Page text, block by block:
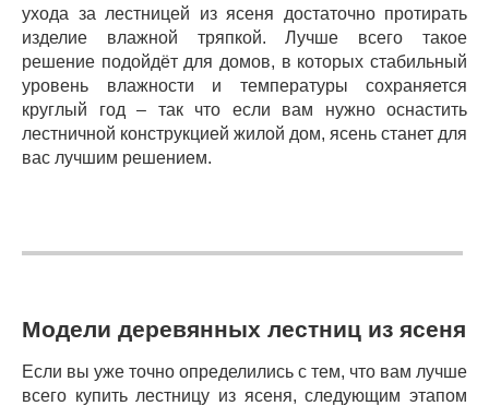
ухода за лестницей из ясеня достаточно протирать
изделие влажной тряпкой. Лучше всего такое
решение подойдёт для домов, в которых стабильный
уровень влажности и температуры сохраняется
круглый год – так что если вам нужно оснастить
лестничной конструкцией жилой дом, ясень станет для
вас лучшим решением.
Модели деревянных лестниц из ясеня
Если вы уже точно определились с тем, что вам лучше
всего купить лестницу из ясеня, следующим этапом